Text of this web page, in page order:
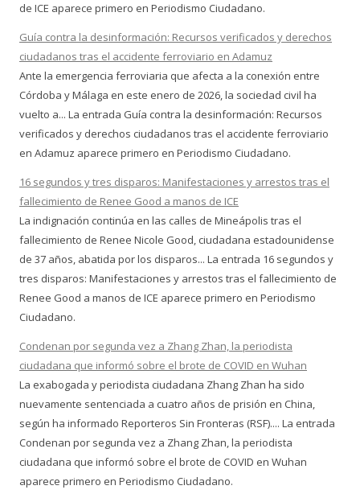
de ICE aparece primero en Periodismo Ciudadano.
Guía contra la desinformación: Recursos verificados y derechos
ciudadanos tras el accidente ferroviario en Adamuz
Ante la emergencia ferroviaria que afecta a la conexión entre
Córdoba y Málaga en este enero de 2026, la sociedad civil ha
vuelto a... La entrada Guía contra la desinformación: Recursos
verificados y derechos ciudadanos tras el accidente ferroviario
en Adamuz aparece primero en Periodismo Ciudadano.
16 segundos y tres disparos: Manifestaciones y arrestos tras el
fallecimiento de Renee Good a manos de ICE
La indignación continúa en las calles de Mineápolis tras el
fallecimiento de Renee Nicole Good, ciudadana estadounidense
de 37 años, abatida por los disparos... La entrada 16 segundos y
tres disparos: Manifestaciones y arrestos tras el fallecimiento de
Renee Good a manos de ICE aparece primero en Periodismo
Ciudadano.
Condenan por segunda vez a Zhang Zhan, la periodista
ciudadana que informó sobre el brote de COVID en Wuhan
La exabogada y periodista ciudadana Zhang Zhan ha sido
nuevamente sentenciada a cuatro años de prisión en China,
según ha informado Reporteros Sin Fronteras (RSF).... La entrada
Condenan por segunda vez a Zhang Zhan, la periodista
ciudadana que informó sobre el brote de COVID en Wuhan
aparece primero en Periodismo Ciudadano.